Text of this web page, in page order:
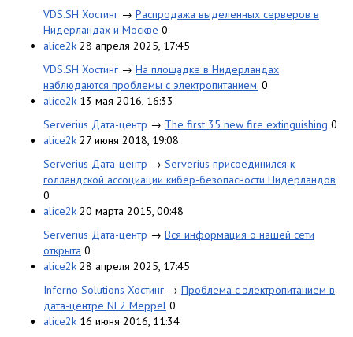
VDS.SH Хостинг → Распродажа выделенных серверов в
Нидерландах и Москве 0
alice2k 28 апреля 2025, 17:45
VDS.SH Хостинг → На площадке в Нидерландах
наблюдаются проблемы с электропитанием. 0
alice2k 13 мая 2016, 16:33
Serverius Дата-центр → The first 35 new fire extinguishing 0
alice2k 27 июня 2018, 19:08
Serverius Дата-центр → Serverius присоединился к
голландской ассоциации кибер-безопасности Нидерландов
0
alice2k 20 марта 2015, 00:48
Serverius Дата-центр → Вся информация о нашей сети
открыта 0
alice2k 28 апреля 2025, 17:45
Inferno Solutions Хостинг → Проблема с электропитанием в
дата-центре NL2 Meppel 0
alice2k 16 июня 2016, 11:34